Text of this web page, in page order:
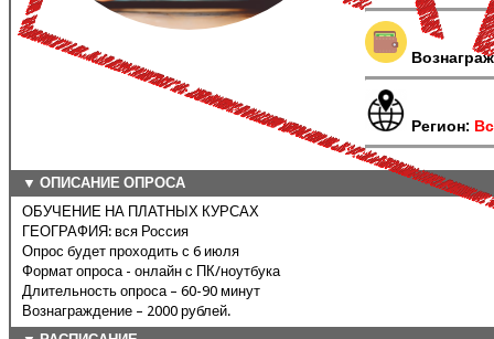
Регион:
▼ ОПИСАНИЕ ОПРОСА
ОБУЧЕНИЕ НА ПЛАТНЫХ КУРСАХ
ГЕОГРАФИЯ: вся Россия
Опрос будет проходить с 6 июля
Формат опроса - онлайн с ПК/ноутбука
Длительность опроса – 60-90 минут
Вознаграждение – 2000 рублей.